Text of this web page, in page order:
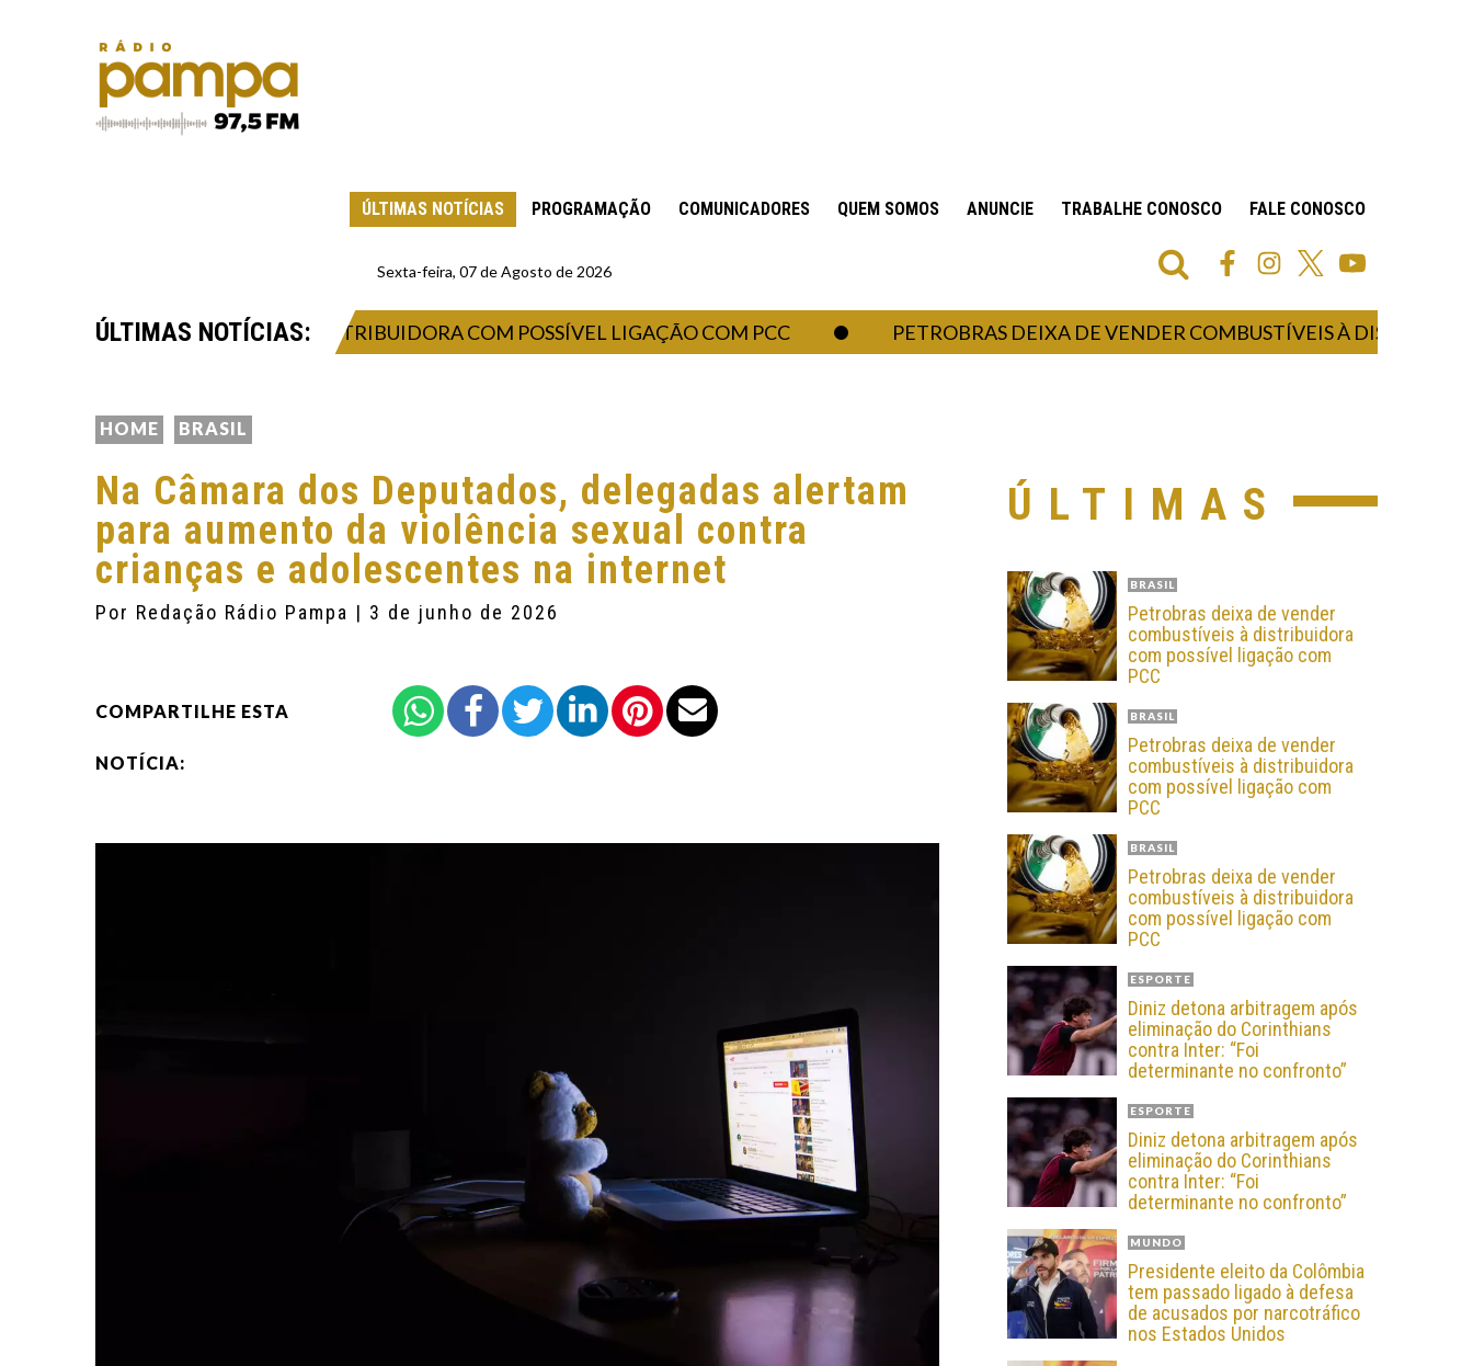
ÚLTIMAS NOTÍCIAS PROGRAMAÇÃO COMUNICADORES QUEM SOMOS ANUNCIE TRABALHE CONOSCO FALE CONOSCO
Sexta-feira, 07 de Agosto de 2026
ÚLTIMAS NOTÍCIAS:
VENDER COMBUSTÍVEIS À DISTRIBUIDORA COM POSSÍVEL LIGAÇÃO COM PCC PETROBRAS DEIXA DE VENDER COMBUSTÍVEIS À DISTRIBUIDORA
HOME BRASIL
Na Câmara dos Deputados, delegadas alertam
para aumento da violência sexual contra
crianças e adolescentes na internet
Por Redação Rádio Pampa | 3 de junho de 2026
COMPARTILHE ESTA
NOTÍCIA:
ÚLTIMAS
BRASIL
Petrobras deixa de vender
combustíveis à distribuidora
com possível ligação com
PCC
BRASIL
Petrobras deixa de vender
combustíveis à distribuidora
com possível ligação com
PCC
BRASIL
Petrobras deixa de vender
combustíveis à distribuidora
com possível ligação com
PCC
ESPORTE
Diniz detona arbitragem após
eliminação do Corinthians
contra Inter: “Foi
determinante no confronto”
ESPORTE
Diniz detona arbitragem após
eliminação do Corinthians
contra Inter: “Foi
determinante no confronto”
MUNDO
Presidente eleito da Colômbia
tem passado ligado à defesa
de acusados por narcotráfico
nos Estados Unidos